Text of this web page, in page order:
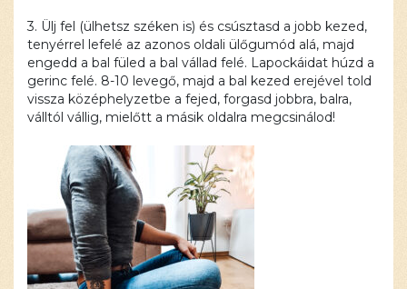
3. Ülj fel (ülhetsz széken is) és csúsztasd a jobb kezed,
tenyérrel lefelé az azonos oldali ülőgumód alá, majd
engedd a bal füled a bal vállad felé. Lapockáidat húzd a
gerinc felé. 8-10 levegő, majd a bal kezed erejével told
vissza középhelyzetbe a fejed, forgasd jobbra, balra,
válltól vállig, mielőtt a másik oldalra megcsinálod!